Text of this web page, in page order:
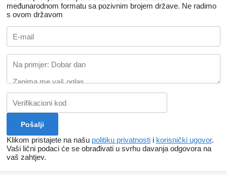
međunarodnom formatu sa pozivnim brojem države. Ne radimo
s ovom državom
Klikom pristajete na našu politiku privatnosti i korisnički ugovor.
Vaši lični podaci će se obrađivati ​​u svrhu davanja odgovora na
vaš zahtjev.